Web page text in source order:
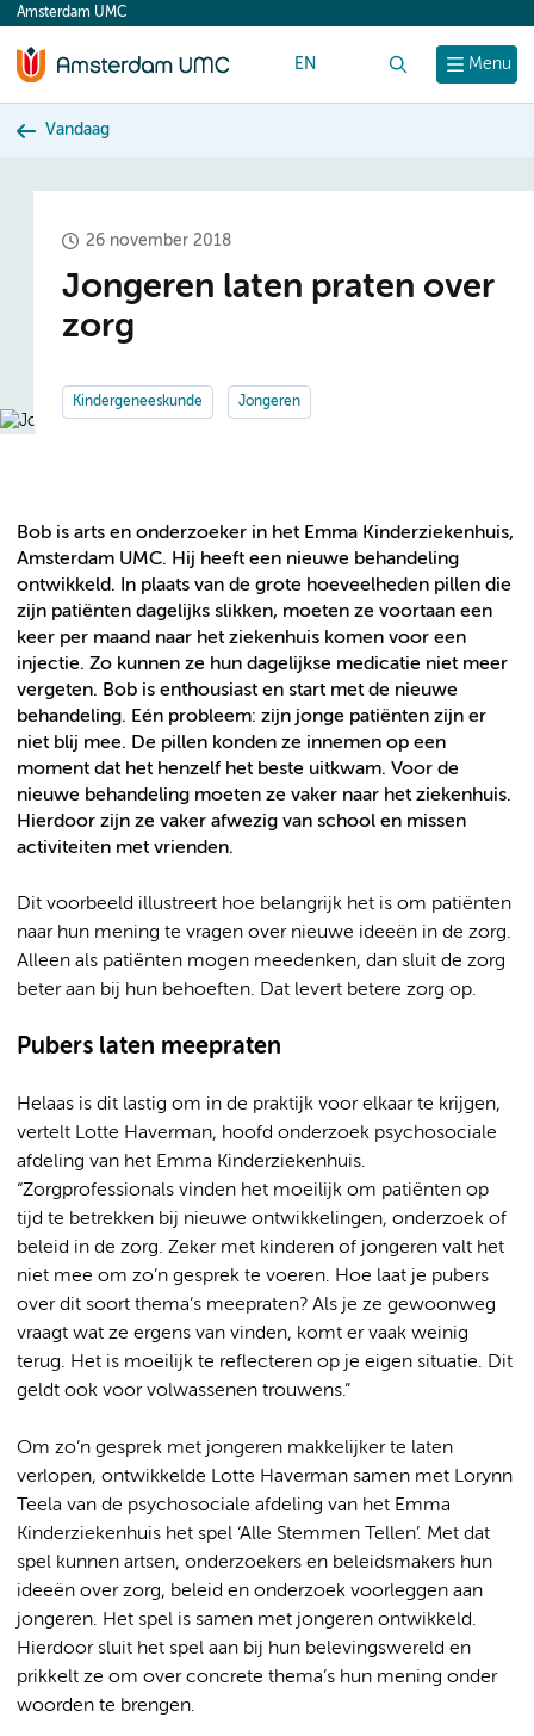
content
Menu
Amsterdam UMC
EN
Vandaag
26 november 2018
Jongeren laten praten over
zorg
Kindergeneeskunde Jongeren
Bob is arts en onderzoeker in het Emma Kinderziekenhuis,
Amsterdam UMC. Hij heeft een nieuwe behandeling
ontwikkeld. In plaats van de grote hoeveelheden pillen die
zijn patiënten dagelijks slikken, moeten ze voortaan een
keer per maand naar het ziekenhuis komen voor een
injectie. Zo kunnen ze hun dagelijkse medicatie niet meer
vergeten. Bob is enthousiast en start met de nieuwe
behandeling. Eén probleem: zijn jonge patiënten zijn er
niet blij mee. De pillen konden ze innemen op een
moment dat het henzelf het beste uitkwam. Voor de
nieuwe behandeling moeten ze vaker naar het ziekenhuis.
Hierdoor zijn ze vaker afwezig van school en missen
activiteiten met vrienden.
Dit voorbeeld illustreert hoe belangrijk het is om patiënten
naar hun mening te vragen over nieuwe ideeën in de zorg.
Alleen als patiënten mogen meedenken, dan sluit de zorg
beter aan bij hun behoeften. Dat levert betere zorg op.
Pubers laten meepraten
Helaas is dit lastig om in de praktijk voor elkaar te krijgen,
vertelt Lotte Haverman, hoofd onderzoek psychosociale
afdeling van het Emma Kinderziekenhuis.
“Zorgprofessionals vinden het moeilijk om patiënten op
tijd te betrekken bij nieuwe ontwikkelingen, onderzoek of
beleid in de zorg. Zeker met kinderen of jongeren valt het
niet mee om zo’n gesprek te voeren. Hoe laat je pubers
over dit soort thema’s meepraten? Als je ze gewoonweg
vraagt wat ze ergens van vinden, komt er vaak weinig
terug. Het is moeilijk te reflecteren op je eigen situatie. Dit
geldt ook voor volwassenen trouwens.”
Om zo’n gesprek met jongeren makkelijker te laten
verlopen, ontwikkelde Lotte Haverman samen met Lorynn
Teela van de psychosociale afdeling van het Emma
Kinderziekenhuis het spel ‘Alle Stemmen Tellen’. Met dat
spel kunnen artsen, onderzoekers en beleidsmakers hun
ideeën over zorg, beleid en onderzoek voorleggen aan
jongeren. Het spel is samen met jongeren ontwikkeld.
Hierdoor sluit het spel aan bij hun belevingswereld en
prikkelt ze om over concrete thema’s hun mening onder
woorden te brengen.